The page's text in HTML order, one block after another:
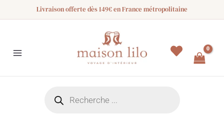
Livraison offerte dès 149€ en France métropolitaine
produits